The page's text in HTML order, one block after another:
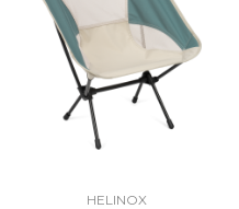
HELINOX